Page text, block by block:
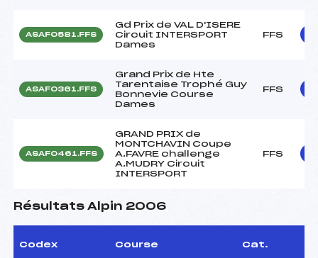
ASAF0581.FFS
Gd Prix de VAL D'ISERE
Circuit INTERSPORT
Dames
FFS
ASAF0361.FFS
Grand Prix de Hte
Tarentaise Trophé Guy
Bonnevie Course
Dames
FFS
ASAF0461.FFS
GRAND PRIX de
MONTCHAVIN Coupe
A.FAVRE challenge
A.MUDRY Circuit
INTERSPORT
FFS
Résultats Alpin 2006
Codex Course Cat.